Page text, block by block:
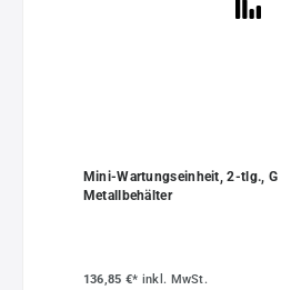
Mini-Wartungseinheit, 2-tlg.,
Metallbehälter
136,85 €* inkl. MwSt.